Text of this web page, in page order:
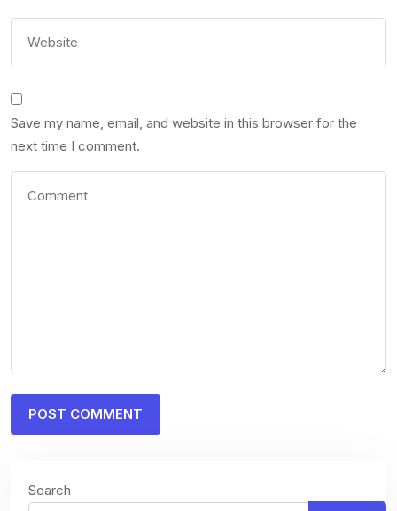
Save my name, email, and website in this browser for the
next time I comment.
Search